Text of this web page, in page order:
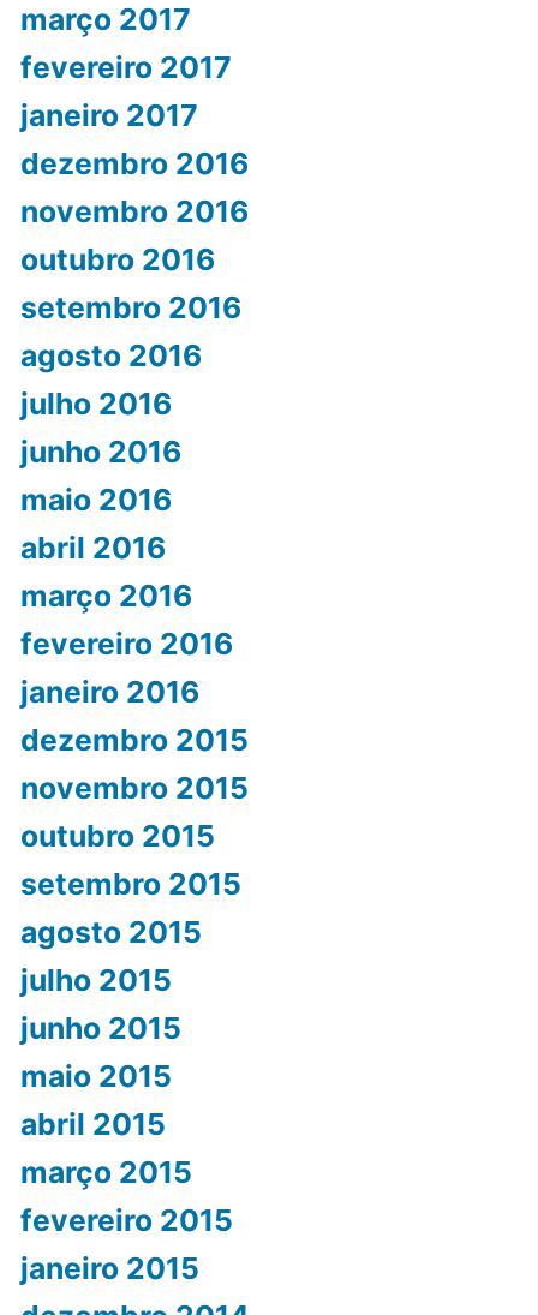
março 2017
fevereiro 2017
janeiro 2017
dezembro 2016
novembro 2016
outubro 2016
setembro 2016
agosto 2016
julho 2016
junho 2016
maio 2016
abril 2016
março 2016
fevereiro 2016
janeiro 2016
dezembro 2015
novembro 2015
outubro 2015
setembro 2015
agosto 2015
julho 2015
junho 2015
maio 2015
abril 2015
março 2015
fevereiro 2015
janeiro 2015